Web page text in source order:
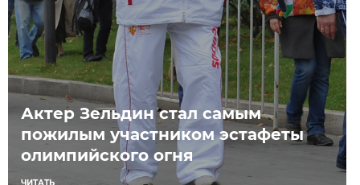
Актер Зельдин стал самым
пожилым участником эстафеты
олимпийского огня